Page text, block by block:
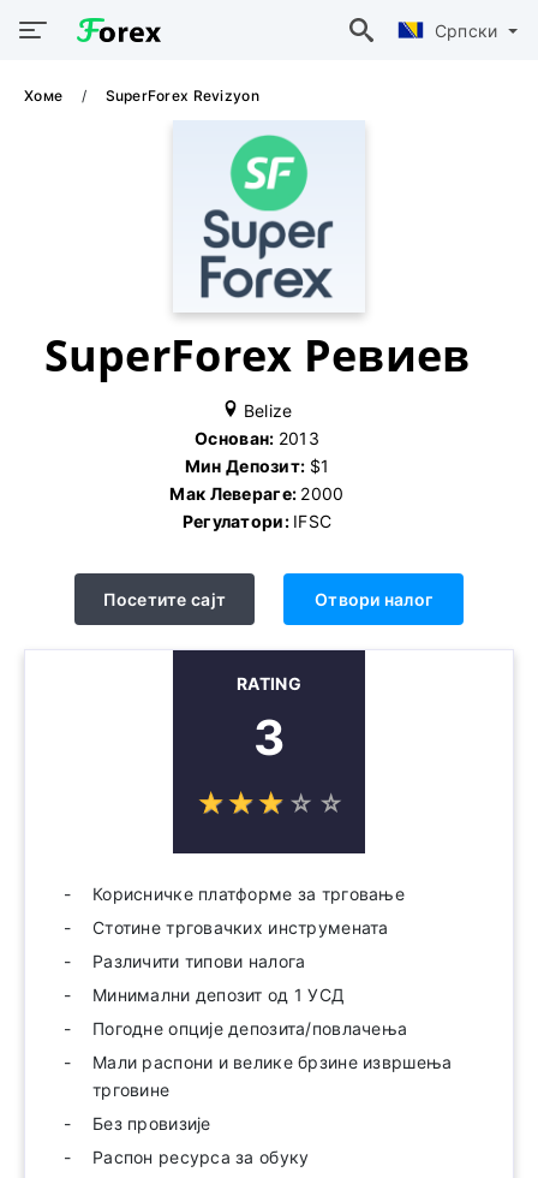
Српски
Хоме SuperForex Revizyon
SuperForex Ревиев
Belize
Основан: 2013
Мин Депозит: $1
Мак Левераге: 2000
Регулатори: IFSC
Посетите сајт Отвори налог
RATING
3
☆☆☆ ☆ ☆
★★★ ★ ★
Корисничке платформе за трговање
Стотине трговачких инструмената
Различити типови налога
Минимални депозит од 1 УСД
Погодне опције депозита/повлачења
Мали распони и велике брзине извршења
трговине
Без провизије
Распон ресурса за обуку